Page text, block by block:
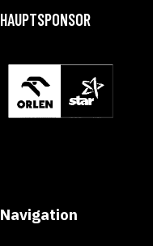
HAUPTSPONSOR
Navigation